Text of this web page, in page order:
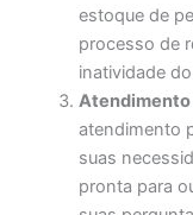
estoque de
processo de
inatividade
Atendimento
atendimento
suas
pronta para